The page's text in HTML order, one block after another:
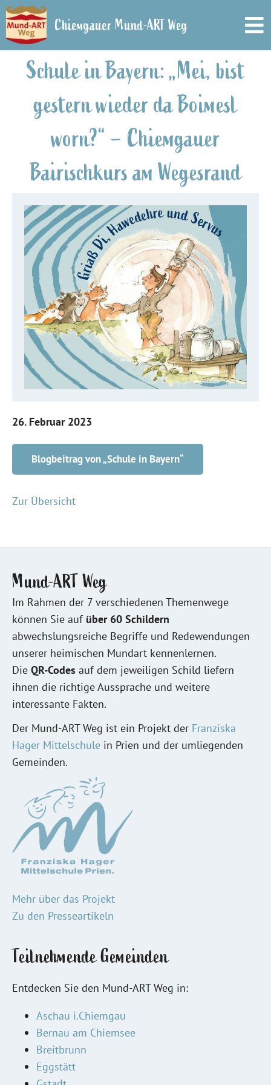
Zum
Inhalt
springen
Chiemgauer Mund-ART Weg
Start
Gemeinden
Das Projekt
Presseartikel
Schule in Bayern: „Mei, bist
gestern wieder da Boimesl
worn?“ – Chiemgauer
Bairischkurs am Wegesrand
26. Februar 2023
Blogbeitrag von „Schule in Bayern“
Zur Übersicht
Mund-ART Weg
Im Rahmen der 7 verschiedenen Themenwege
können Sie auf über 60 Schildern
abwechslungsreiche Begriffe und Redewendungen
unserer heimischen Mundart kennenlernen.
Die QR-Codes auf dem jeweiligen Schild liefern
ihnen die richtige Aussprache und weitere
interessante Fakten.
Der Mund-ART Weg ist ein Projekt der Franziska
Hager Mittelschulein Prien und der umliegenden
Gemeinden.
Mehr über das Projekt
Zu den Presseartikeln
Teilnehmende Gemeinden
Entdecken Sie den Mund-ART Weg in:
Aschau i.Chiemgau
Bernau am Chiemsee
Breitbrunn
Eggstätt